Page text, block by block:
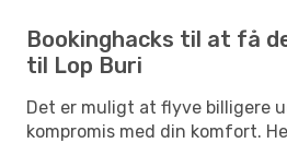
Bookinghacks til at få
til Lop Buri
Det er muligt at flyve billigere
kompromis med din komfort.